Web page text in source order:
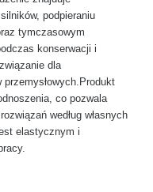
podpieraniu
tymczasowym
konserwacji i
dla
przemysłowych.Produkt
co pozwala
według własnych
elastycznym i